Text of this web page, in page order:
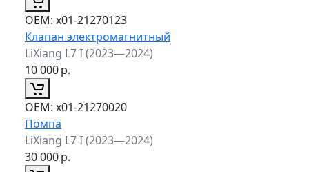
ОЕМ: x01-21270123
Клапан электромагнитный
LiXiang L7 I (2023—2024)
10 000р.
ОЕМ: x01-21270020
Помпа
LiXiang L7 I (2023—2024)
30 000р.